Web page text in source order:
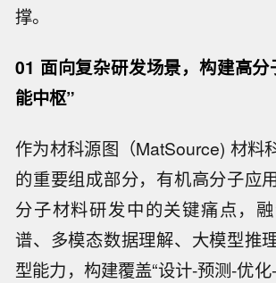
撑。
01 面向复杂研发场景，构建高
能中枢”
作为材科源图（MatSource) 材料
的重要组成部分，有机高分子应
分子材料研发中的关键痛点，
谱、多模态数据理解、大模型推
型能力，构建覆盖“设计-预测-优